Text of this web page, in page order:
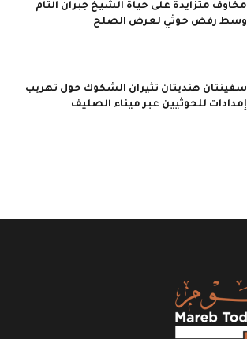
مخاوف متزايدة على حياة الشيخ جبران التام
وسط رفض حوثي لعرض الصلح
سفينتان هنديتان تثيران الشكوك حول تهريب
إمدادات للحوثيين عبر ميناء الصليف